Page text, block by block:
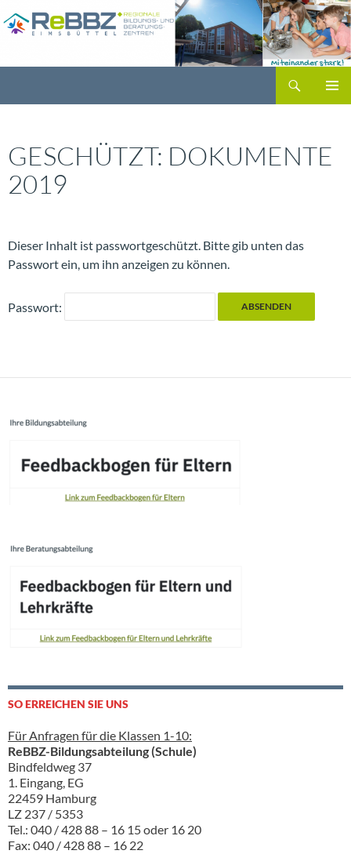
Inhalt
GESCHÜTZT: DOKUMENTE
2019
Dieser Inhalt ist passwortgeschützt. Bitte gib unten das
Passwort ein, um ihn anzeigen zu können.
Passwort:
SO ERREICHEN SIE UNS
Für Anfragen für die Klassen 1-10:
ReBBZ-Bildungsabteilung (Schule)
Bindfeldweg 37
1. Eingang, EG
22459 Hamburg
LZ 237 / 5353
Tel.: 040 / 428 88 – 16 15 oder 16 20
Fax: 040 / 428 88 – 16 22